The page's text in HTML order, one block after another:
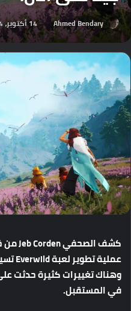
Ahmed Bendary 14 أكتوبر، 2024
كشفالصحفي من
عمليةتطويرلعبة
وهناكتغييراتكثيرةحدثت
فيالمستقبل.